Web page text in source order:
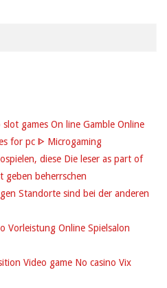
games On line Gamble Online
for pc ᐈ Microgaming
diese Die leser as part of
geben beherrschen
Standorte sind bei der anderen
Vorleistung Online Spielsalon
Video game No casino Vix